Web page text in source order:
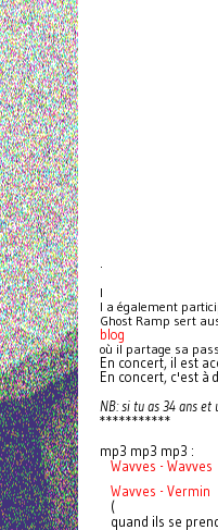
I
l a également
Ghost Ramp sert
blog
où il partage sa
En concert, il est
En concert, c'est à
NB: si tu as 34 ans
***********
mp3 mp3 mp3 :
Wavves - Wavves
Wavves - Vermin
(
quand ils se